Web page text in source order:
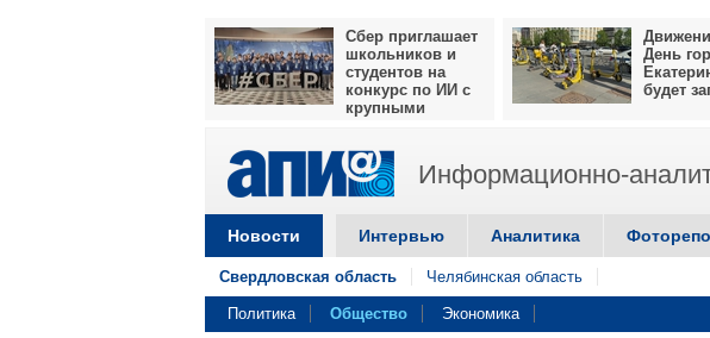
Сбер приглашает
школьников и
студентов на
конкурс по ИИ с
крупными
День
будет
Информационно-
Новости Интервью Аналитика
Свердловская область Челябинская область
Политика Общество Экономика